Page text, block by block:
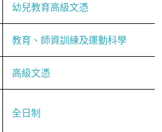
幼兒教育高級文憑
教育、師資訓練及運動科學
高級文憑
全日制